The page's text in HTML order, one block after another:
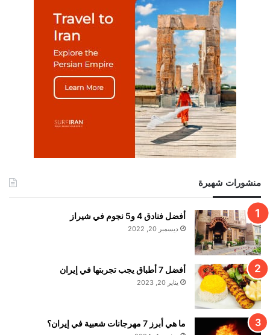
منشورات شهيرة
أفضل فنادق 4 و5 نجوم في شيراز
ديسمبر 20, 2022
أفضل 7 أطباق يجب تجربتها في إيران
يناير 20, 2023
ما هي أبرز 7 مهرجانات شعبية في إيران؟